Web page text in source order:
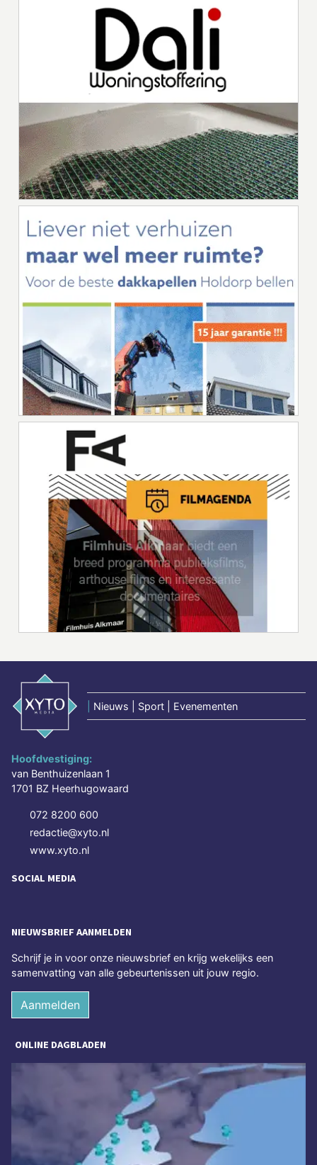
Nieuws | Sport | Evenementen
Hoofdvestiging:
van Benthuizenlaan 1
1701 BZ Heerhugowaard
072 8200 600
redactie@xyto.nl
www.xyto.nl
SOCIAL MEDIA
NIEUWSBRIEF AANMELDEN
Schrijf je in voor onze nieuwsbrief en krijg wekelijks een
samenvatting van alle gebeurtenissen uit jouw regio.
Aanmelden
ONLINE DAGBLADEN